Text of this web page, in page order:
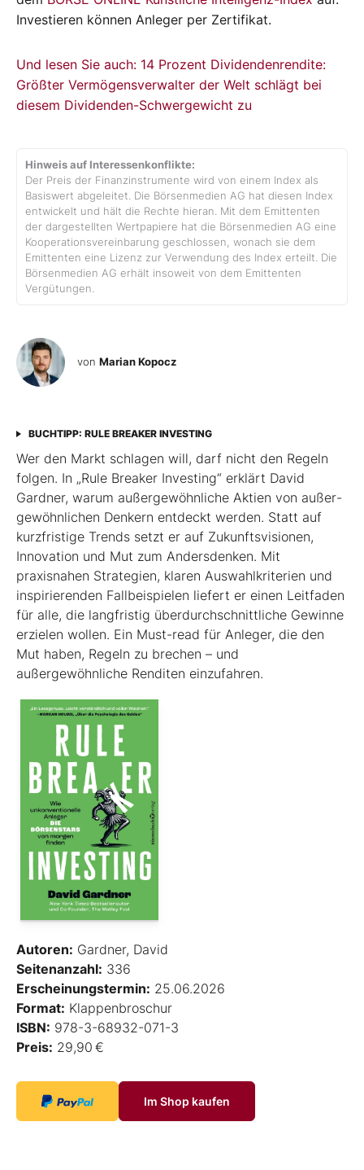
Investieren können Anleger per Zertifikat.
Und lesen Sie auch: 14 Prozent Dividendenrendite:
Größter Vermögensverwalter der Welt schlägt bei
diesem Dividenden-Schwergewicht zu
Hinweis auf Interessenkonflikte:
Der Preis der Finanzinstrumente wird von einem Index als
Basiswert abgeleitet. Die Börsenmedien AG hat diesen Index
entwickelt und hält die Rechte hieran. Mit dem Emittenten
der dargestellten Wertpapiere hat die Börsenmedien AG eine
Kooperationsvereinbarung geschlossen, wonach sie dem
Emittenten eine Lizenz zur Verwendung des Index erteilt. Die
Börsenmedien AG erhält insoweit von dem Emittenten
Vergütungen.
von Marian Kopocz
BUCHTIPP: RULE BREAKER INVESTING
Wer den Markt schlagen will, darf nicht den Regeln
folgen. In „Rule Breaker Investing“ erklärt David
Gardner, warum außergewöhnliche Aktien von außer­
gewöhnlichen Denkern entdeckt werden. Statt auf
kurzfristige Trends setzt er auf Zukunftsvisionen,
Innovation und Mut zum Andersdenken. Mit
praxisnahen Strategien, klaren Auswahlkriterien und
inspirierenden Fallbeispielen liefert er einen Leit­faden
für alle, die langfristig überdurchschnittliche Gewinne
erzielen wollen. Ein Must-read für Anleger, die den
Mut haben, Regeln zu brechen – und
außergewöhnliche Renditen einzufahren.
Autoren: Gardner, David
Seitenanzahl: 336
Erscheinungstermin: 25.06.2026
Format: Klappenbroschur
ISBN: 978-3-68932-071-3
Preis: 29,90 €
Im Shop kaufen